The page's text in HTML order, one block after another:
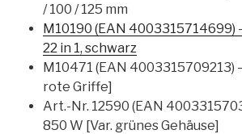
/ 100 / 125 mm
M10190 (EAN 4003315714699)
22 in 1, schwarz
M10471 (EAN
rote Griffe]
Art.-Nr. 12590 (EAN
850 W [Var. grünes Gehäuse]